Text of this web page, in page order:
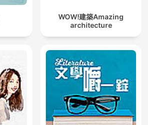
WOW!建築Amazing
architecture